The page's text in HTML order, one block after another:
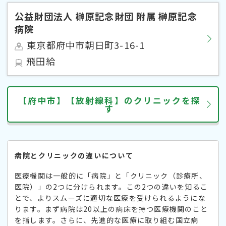
公益財団法人 榊原記念財団 附属 榊原記念
病院
東京都府中市朝日町3-16-1
飛田給
【府中市】【放射線科】のクリニックを探
す
病院とクリニックの違いについて
医療機関は一般的に「病院」と「クリニック（診療所、
医院）」の2つに分けられます。この2つの違いを知るこ
とで、よりスムーズに適切な医療を受けられるようにな
ります。まず病院は20以上の病床を持つ医療機関のこと
を指します。さらに、先進的な医療に取り組む国立病